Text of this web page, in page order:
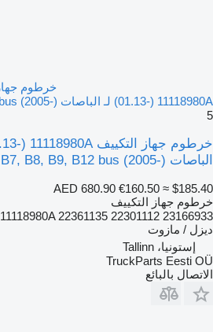
(01.13-) 11118980A لـ الباصات Volvo B7, B8, B9, B12 bus (2005-)
5
الباصات Volvo B7, B8, B9, B12 bus (2005-)
AED 680.90 €160.50 ≈ $185.40
خرطوم جهاز التكييف
11118980A 22361135 22301112 23166933
ديزل / مازوت
إستونيا، Tallinn
TruckParts Eesti OÜ
الاتصال بالبائع